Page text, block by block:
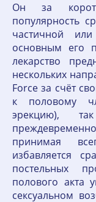
Он за
популярность
частичной
основным его
лекарство
нескольких
Force за счёт
к половому
эрекцию),
принимая
избавляется
постельных
полового акта
сексуальном